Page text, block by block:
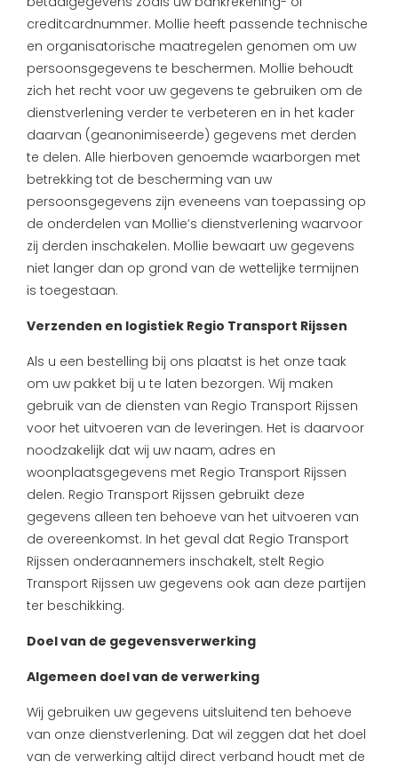
creditcardnummer. Mollie heeft passende technische
en organisatorische maatregelen genomen om uw
persoonsgegevens te beschermen. Mollie behoudt
zich het recht voor uw gegevens te gebruiken om de
dienstverlening verder te verbeteren en in het kader
daarvan (geanonimiseerde) gegevens met derden
te delen. Alle hierboven genoemde waarborgen met
betrekking tot de bescherming van uw
persoonsgegevens zijn eveneens van toepassing op
de onderdelen van Mollie’s dienstverlening waarvoor
zij derden inschakelen. Mollie bewaart uw gegevens
niet langer dan op grond van de wettelijke termijnen
is toegestaan.
Verzenden en logistiek Regio Transport Rijssen
Als u een bestelling bij ons plaatst is het onze taak
om uw pakket bij u te laten bezorgen. Wij maken
gebruik van de diensten van Regio Transport Rijssen
voor het uitvoeren van de leveringen. Het is daarvoor
noodzakelijk dat wij uw naam, adres en
woonplaatsgegevens met Regio Transport Rijssen
delen. Regio Transport Rijssen gebruikt deze
gegevens alleen ten behoeve van het uitvoeren van
de overeenkomst. In het geval dat Regio Transport
Rijssen onderaannemers inschakelt, stelt Regio
Transport Rijssen uw gegevens ook aan deze partijen
ter beschikking.
Doel van de gegevensverwerking
Algemeen doel van de verwerking
Wij gebruiken uw gegevens uitsluitend ten behoeve
van onze dienstverlening. Dat wil zeggen dat het doel
van de verwerking altijd direct verband houdt met de